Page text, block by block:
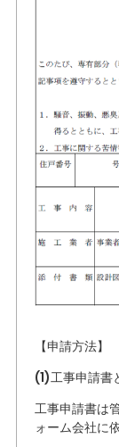
【申請方法】
(1)工事申請書
工事申請書は
ォーム会社に